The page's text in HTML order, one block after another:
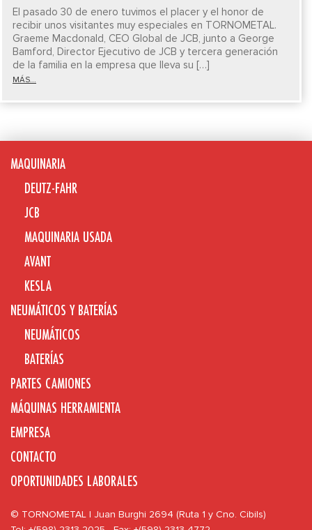
El pasado 30 de enero tuvimos el placer y el honor de
recibir unos visitantes muy especiales en TORNOMETAL.
Graeme Macdonald, CEO Global de JCB, junto a George
Bamford, Director Ejecutivo de JCB y tercera generación
de la familia en la empresa que lleva su […]
MÁS...
MAQUINARIA
DEUTZ-FAHR
JCB
MAQUINARIA USADA
AVANT
KESLA
NEUMÁTICOS Y BATERÍAS
NEUMÁTICOS
BATERÍAS
PARTES CAMIONES
MÁQUINAS HERRAMIENTA
EMPRESA
CONTACTO
OPORTUNIDADES LABORALES
© TORNOMETAL | Juan Burghi 2694 (Ruta 1 y Cno. Cibils)